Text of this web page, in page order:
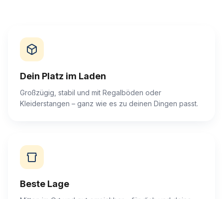
Dein Platz im Laden
Großzügig, stabil und mit Regalböden oder
Kleiderstangen – ganz wie es zu deinen Dingen passt.
Beste Lage